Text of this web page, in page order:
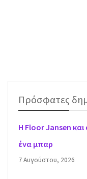
Πρόσφατες
H Floor Jansen
ένα μπαρ
7 Αυγούστου, 2026